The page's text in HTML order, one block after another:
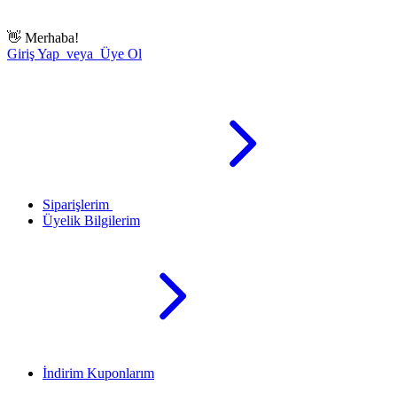
👋 Merhaba!
Giriş Yap veya Üye Ol
Siparişlerim
Üyelik Bilgilerim
İndirim Kuponlarım